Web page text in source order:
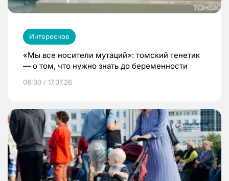
Интересное
«Мы все носители мутаций»: томский генетик
— о том, что нужно знать до беременности
08:30 / 17.07.26